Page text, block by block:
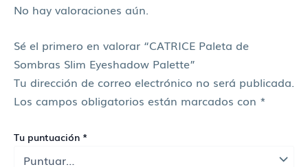
No hay valoraciones aún.
Sé el primero en valorar “CATRICE Paleta de
Sombras Slim Eyeshadow Palette”
Tu dirección de correo electrónico no será publicada.
Los campos obligatorios están marcados con *
Tu puntuación *